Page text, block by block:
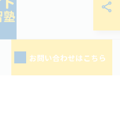
お問い合わせはこちら
塾 ALL RIGHTS RESERVED.